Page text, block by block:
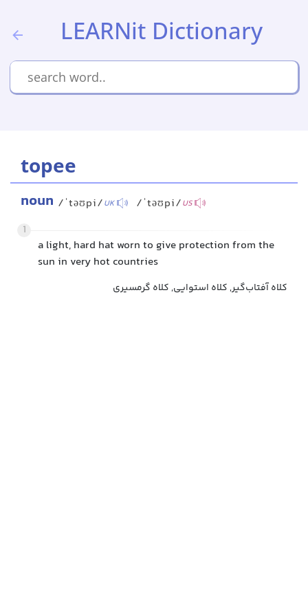
LEARNit Dictionary
topee
noun /ˈtəʊpi/UK /ˈtəʊpi/US
1
a light, hard hat worn to give protection from the
sun in very hot countries
کلاه آفتاب‌گیر, کلاه استوایی, کلاه گرمسیری